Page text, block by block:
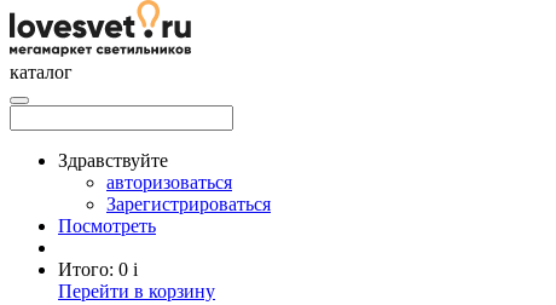
каталог
Здравствуйте
авторизоваться
Зарегистрироваться
Посмотреть
Итого: 0 i
Перейти в корзину